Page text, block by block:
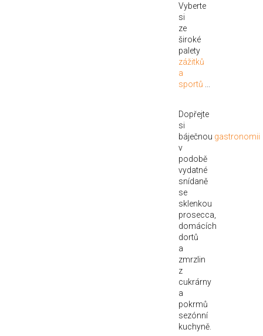
Vyberte
si
ze
široké
palety
zážitků
a
sportů
Dopřejte
si
báječnou gastronomii
v
podobě
vydatné
snídaně
se
sklenkou
prosecca,
domácích
dortů
a
zmrzlin
z
cukrárny
a
pokrmů
sezónní
kuchyně.